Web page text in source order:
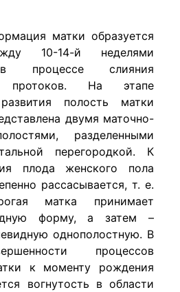
матки образуется
10-14-й неделями
в процессе слияния
протоков. На этапе
полость матки
двумя маточно-
разделенными
перегородкой. К
плода женского пола
рассасывается, т. е.
матка принимает
форму, а затем –
однополостную. В
процессов
к моменту рождения
вогнутость в области